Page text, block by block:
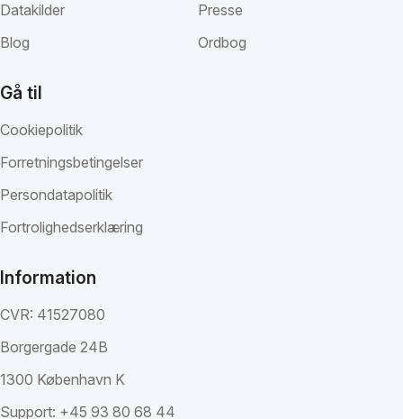
Datakilder
Blog
Presse
Ordbog
Gå til
Cookiepolitik
Forretningsbetingelser
Persondatapolitik
Fortrolighedserklæring
Information
CVR: 41527080
Borgergade 24B
1300 København K
Support: +45 93 80 68 44